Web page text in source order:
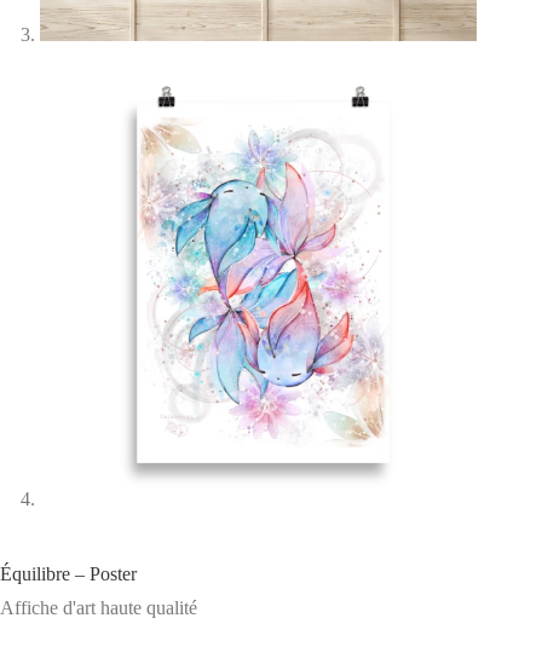
Équilibre – Poster
Affiche d'art haute qualité